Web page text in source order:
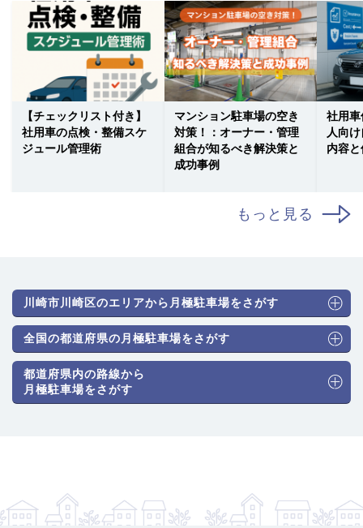
【チェックリスト付き】
社用車の点検・整備スケ
ジュール管理術
マンション駐車場の空き
対策！：オーナー・管理
組合が知るべき解決策と
成功事例
社用
人向
内容
もっと見る
川崎市川崎区のエリアから月極駐車場をさがす
全国の都道府県の月極駐車場をさがす
都道府県内の路線から
月極駐車場をさがす